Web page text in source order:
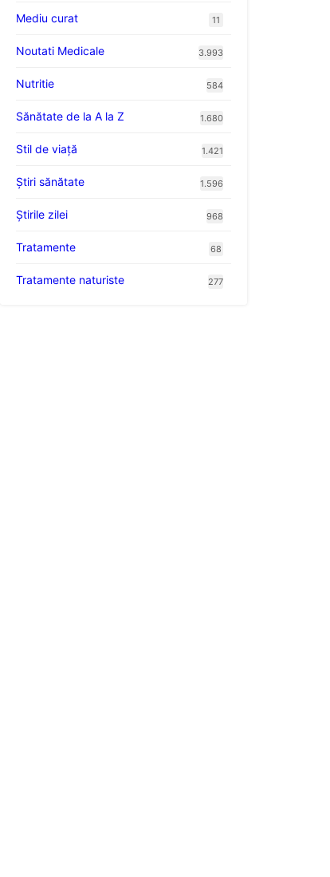
Mediu curat 11
Noutati Medicale 3.993
Nutritie 584
Sănătate de la A la Z 1.680
Stil de viaţă 1.421
Ştiri sănătate 1.596
Știrile zilei 968
Tratamente 68
Tratamente naturiste 277